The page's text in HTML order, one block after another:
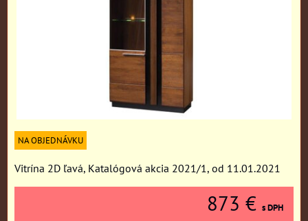
NA OBJEDNÁVKU
Vitrína 2D ľavá, Katalógová akcia 2021/1, od 11.01.2021
873 € s DPH